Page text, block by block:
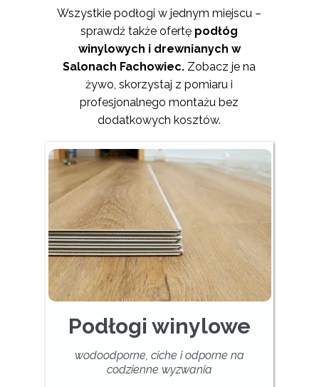
Wszystkie podłogi w jednym miejscu –
sprawdź także ofertę podłóg
winylowych i drewnianych w
Salonach Fachowiec. Zobacz je na
żywo, skorzystaj z pomiaru i
profesjonalnego montażu bez
dodatkowych kosztów.
Podłogi winylowe
wodoodporne, ciche i odporne na
codzienne wyzwania